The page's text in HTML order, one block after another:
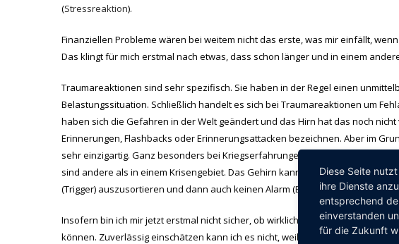
(Stressreaktion).
Finanziellen Probleme wären bei weitem nicht das erste, was mir einfällt,
Das klingt für mich erstmal nach etwas, dass schon länger und in einem
Traumareaktionen sind sehr spezifisch. Sie haben in der Regel einen
Belastungssituation. Schließlich handelt es sich bei Traumareaktionen um
haben sich die Gefahren in der Welt geändert und das Hirn hat das noch
Erinnerungen, Flashbacks oder Erinnerungsattacken bezeichnen. Aber im
sehr einzigartig. Ganz besonders bei Kriegserfahrungen. Wir leben hier in
sind andere als in einem Krisengebiet. Das Gehirn kann das erstmal nicht
(Trigger) auszusortieren und dann auch keinen Alarm (Erinnerungsattacke)
Insofern bin ich mir jetzt erstmal nicht sicher, ob wirklich alle Reaktionen und
können. Zuverlässig einschätzen kann ich es nicht, weil ich zu wenig weiß.
Diese Seite
ihre Dienste
entsprechend
einverstanden
für die Zukunft